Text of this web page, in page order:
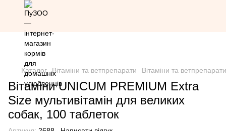
Знижка 20% на всю продукцію Грандорф за промокодом
Grandorf20 (окрім товарів зі знижкою)
Каталог Вітаміни та ветпрепарати Вітаміни та
Вітаміни UNICUM PREMIUM Extra
Size мультивітамін для великих
собак, 100 таблеток